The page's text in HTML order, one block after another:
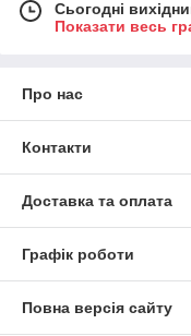
Сьогодні
Показати весь
Про нас
Контакти
Доставка та оплата
Графік роботи
Повна версія сайту